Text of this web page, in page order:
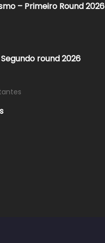
– Primeiro Round 2026
round 2026